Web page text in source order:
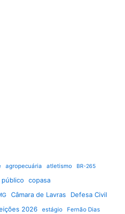
agropecuária atletismo BR-265
copasa
Câmara de Lavras Defesa Civil
2026 estágio Fernão Dias